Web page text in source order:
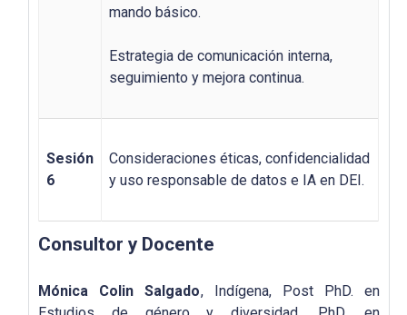
mando básico.
Estrategia de comunicación interna,
seguimiento y mejora continua.
Sesión
6
Consideraciones éticas, confidencialidad
y uso responsable de datos e IA en DEI.
Consultor y Docente
Mónica Colin Salgado, Indígena, Post PhD. en